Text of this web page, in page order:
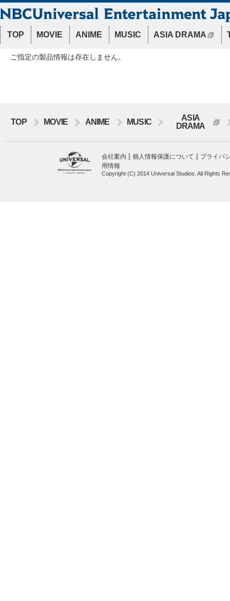
TOP MOVIE ANIME MUSIC ASIA DRAMA
ご指定の製品情報は存在しません。
TOP MOVIE ANIME MUSIC
ASIA
DRAMA
会社案内 | 個人情報保護について | プライバ
用情報
Copyright (C) 2014 Universal Studios. All Rights